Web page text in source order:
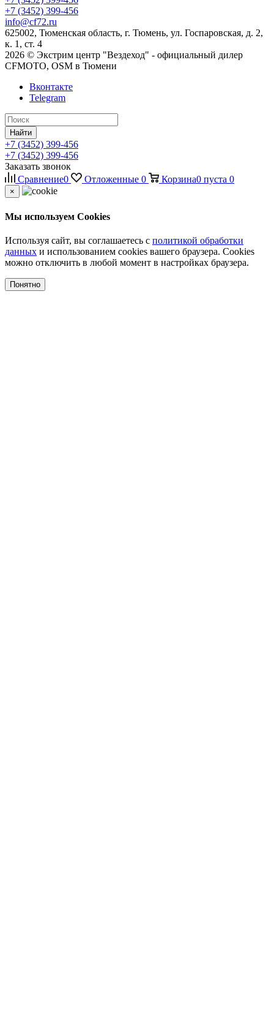
+7 (3452) 399-456
info@cf72.ru
625002, Тюменская область, г. Тюмень, ул. Госпаровская, д. 2,
к. 1, ст. 4
2026 © Экстрим центр "Вездеход" - официальный дилер
CFMOTO, OSM в Тюмени
Вконтакте
Telegram
Найти
+7 (3452) 399-456
+7 (3452) 399-456
Заказать звонок
Сравнение0 Отложенные 0 Корзина0 пуста 0
×
Мы используем Cookies
Используя сайт, вы соглашаетесь с политикой обработки
данных и использованием cookies вашего браузера. Cookies
можно отключить в любой момент в настройках браузера.
Понятно